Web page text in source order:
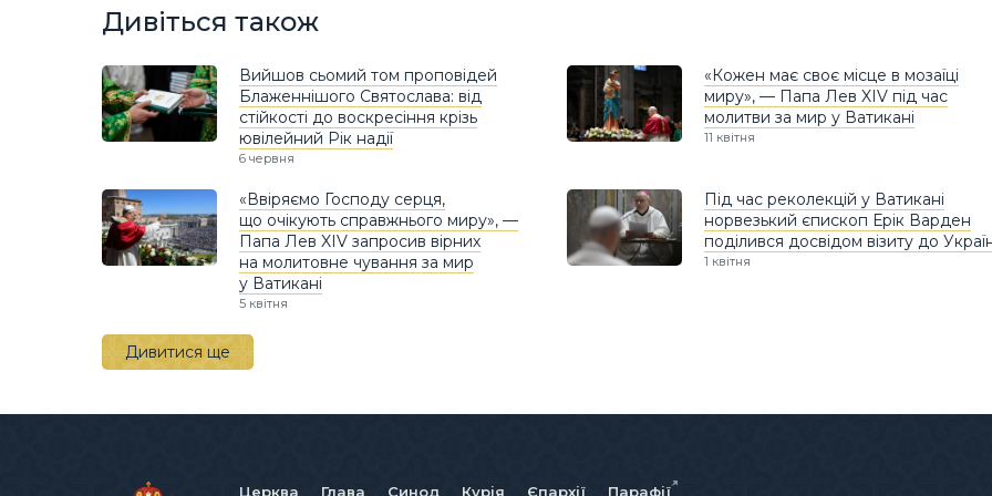
Дивіться також
Вийшов сьомий том проповідей
Блаженнішого Святослава: від
стійкості до воскресіння крізь
ювілейний Рік надії
6 червня
«Кожен має своє місце в мозаїці
миру», — Папа Лев XIV під час
молитви за мир у Ватикані
11 квітня
«Ввіряємо Господу серця,
що очікують справжнього миру», —
Папа Лев XIV запросив вірних
на молитовне чування за мир
у Ватикані
5 квітня
Під час реколекцій у Ватикані
норвезький єпископ Ерік Варден
поділився досвідом візиту до
1 квітня
Дивитися ще
Церква Глава Синод Курія Єпархії Парафії